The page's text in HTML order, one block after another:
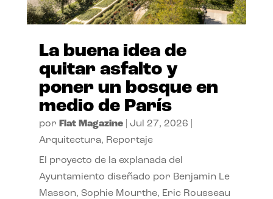
La buena idea de
quitar asfalto y
poner un bosque en
medio de París
por Flat Magazine| Jul 27, 2026
Arquitectura, Reportaje
El proyecto de la explanada del
Ayuntamiento diseñado por Benjamin Le
Masson, Sophie Mourthe, Eric Rousseau